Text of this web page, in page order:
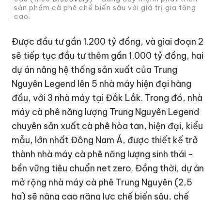
sản phẩm cà phê chế biến sâu với giá trị gia tăng
cao.
Được đầu tư gần1.200 tỷ đồng, và giai đoạn 2
sẽ tiếp tục đầu tư thêm gần1.000 tỷ đồng, hai
dự án nâng hệ thống sản xuất của Trung
Nguyên Legend lên 5 nhà máy hiện đại hàng
đầu, với 3 nhà máy tại Đắk Lắk. Trong đó, nhà
máy cà phê năng lượng Trung Nguyên Legend
chuyên sản xuất cà phê hòa tan, hiện đại, kiểu
mẫu, lớn nhất Đông Nam Á, được thiết kế trở
thành nhà máy cà phê năng lượng sinh thái -
bền vững tiêu chuẩn net zero. Đồng thời, dự án
mở rộng nhà máy cà phê Trung Nguyên (2,5
ha) sẽ nâng cao năng lực chế biến sâu, chế